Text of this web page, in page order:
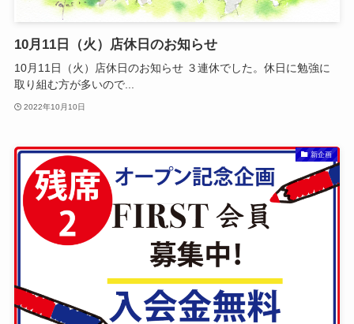
10月11日（火）店休日のお知らせ
10月11日（火）店休日のお知らせ ３連休でした。休日に勉強に
取り組む方が多いので...
2022年10月10日
新企画